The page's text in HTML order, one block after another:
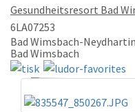
Gesundheitsresort Bad
6LA07253
Bad Wimsbach-
Bad Wimsbach